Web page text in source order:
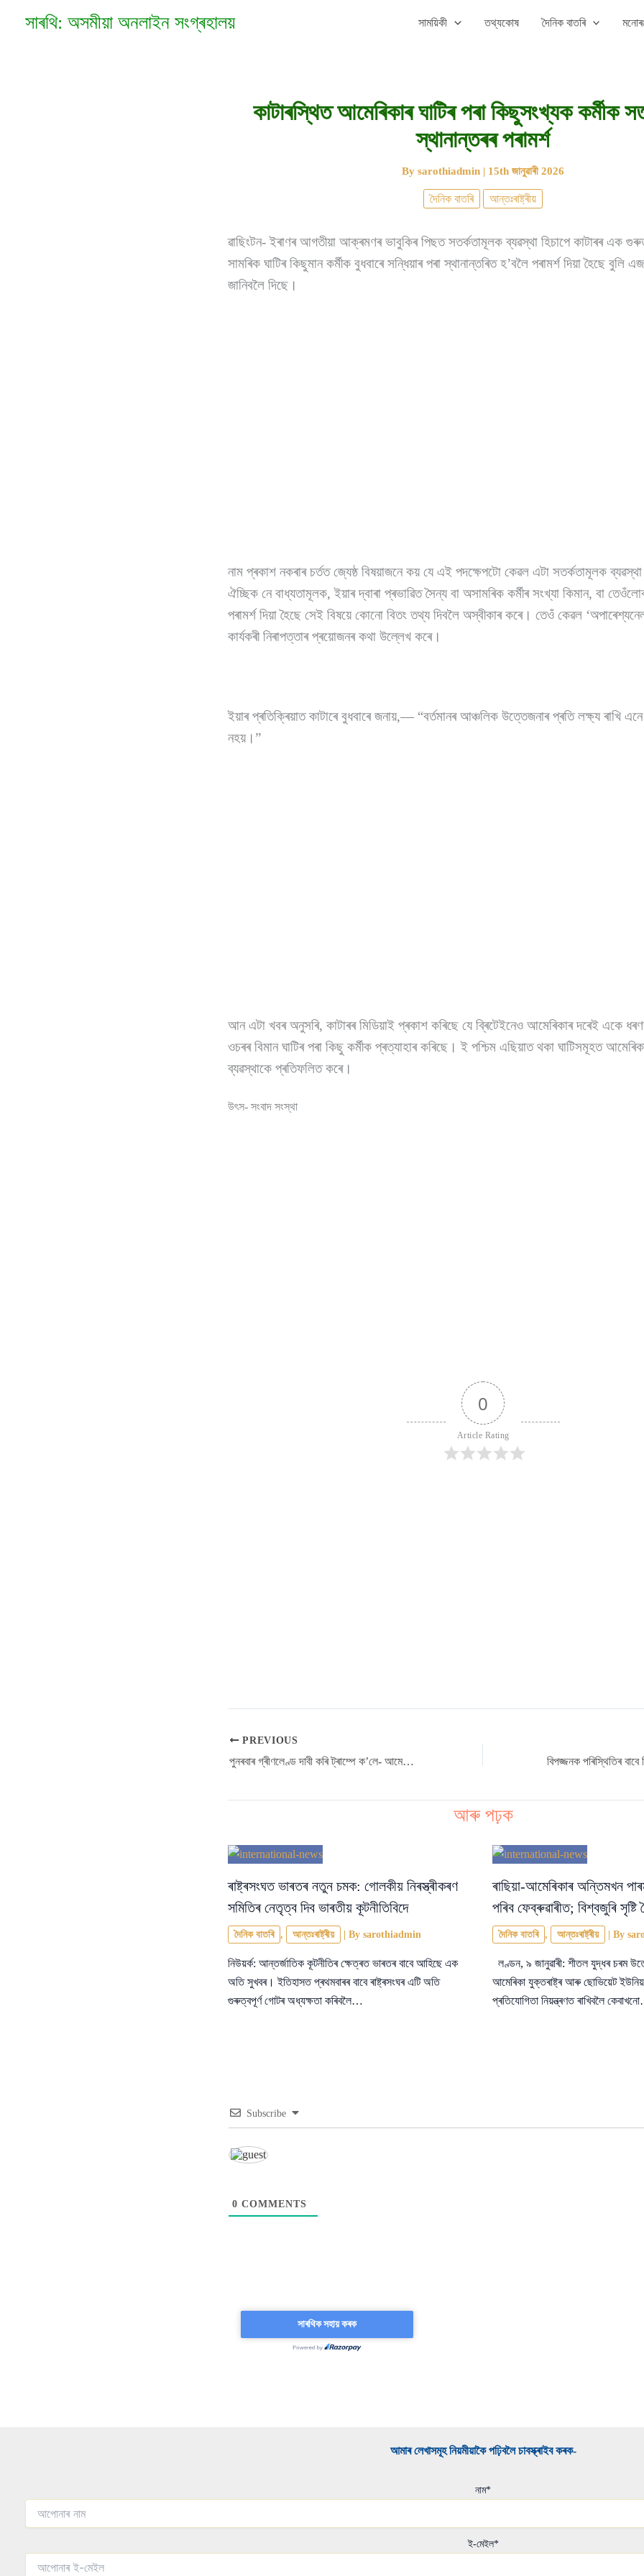
সাৰথি: অসমীয়া অনলাইন সংগ্ৰহালয় সাময়িকী তথ্যকোষ দৈনিক বাতৰি
কাটাৰস্থিত আমেৰিকাৰ ঘাটিৰ পৰা কিছুসংখ্যক কৰ্মীক
স্থানান্তৰৰ পৰামৰ্শ
By sarothiadmin | 15th জানুৱাৰী 2026
দৈনিক বাতৰি আন্তঃৰাষ্ট্ৰীয়
ৱাছিংটন- ইৰাণৰ আগতীয়া আক্ৰমণৰ ভাবুকিৰ পিছত সতৰ্কতামূলক ব্যৱস্থা হিচাপে কাটাৰৰ এক
সামৰিক ঘাটিৰ কিছুমান কৰ্মীক বুধবাৰে সন্ধিয়াৰ পৰা স্থানান্তৰিত হ’বলৈ পৰামৰ্শ দিয়া হৈছে বুলি
জানিবলৈ দিছে।
নাম প্ৰকাশ নকৰাৰ চৰ্তত জ্যেষ্ঠ বিষয়াজনে কয় যে এই পদক্ষেপটো কেৱল এটা সতৰ্কতামূলক
ঐচ্ছিক নে বাধ্যতামূলক, ইয়াৰ দ্বাৰা প্ৰভাৱিত সৈন্য বা অসামৰিক কৰ্মীৰ সংখ্যা কিমান, বা
পৰামৰ্শ দিয়া হৈছে সেই বিষয়ে কোনো বিতং তথ্য দিবলৈ অস্বীকাৰ কৰে। তেওঁ কেৱল ‘অপাৰেশ্যনেল
কাৰ্যকৰী নিৰাপত্তাৰ প্ৰয়োজনৰ কথা উল্লেখ কৰে।
ইয়াৰ প্ৰতিক্ৰিয়াত কাটাৰে বুধবাৰে জনায়,— “বৰ্তমানৰ আঞ্চলিক উত্তেজনাৰ প্ৰতি লক্ষ্য ৰাখি
নহয়।”
আন এটা খবৰ অনুসৰি, কাটাৰৰ মিডিয়াই প্ৰকাশ কৰিছে যে ব্ৰিটেইনেও আমেৰিকাৰ দৰেই একে
ওচৰৰ বিমান ঘাটিৰ পৰা কিছু কৰ্মীক প্ৰত্যাহাৰ কৰিছে। ই পশ্চিম এছিয়াত থকা ঘাটিসমূহত
ব্যৱস্থাকে প্ৰতিফলিত কৰে।
উৎস- সংবাদ সংস্থা
0
Article Rating
PREVIOUS
পুনৰবাৰ গ্ৰীণলেণ্ড দাবী কৰি ট্ৰাম্পে ক’লে- আমেৰিকাৰ নিৰাপত্তাৰ বাবে ই অপৰিহাৰ্য
আৰু পঢ়ক
ৰাষ্ট্ৰসংঘত ভাৰতৰ নতুন চমক: গোলকীয় নিৰস্ত্ৰীকৰণ
সমিতিৰ নেতৃত্ব দিব ভাৰতীয় কূটনীতিবিদে
দৈনিক বাতৰি , আন্তঃৰাষ্ট্ৰীয় | By sarothiadmin
নিউয়ৰ্ক: আন্তৰ্জাতিক কূটনীতিৰ ক্ষেত্ৰত ভাৰতৰ বাবে আহিছে এক
অতি সুখবৰ। ইতিহাসত প্ৰথমবাৰৰ বাবে ৰাষ্ট্ৰসংঘৰ এটি অতি
গুৰুত্বপূৰ্ণ গোটৰ অধ্যক্ষতা কৰিবলৈ…
ৰাছিয়া-আমেৰিকাৰ অন্তিমখন
পৰিব ফেব্ৰুৱাৰীত; বিশ্বজুৰি
দৈনিক বাতৰি , আন্তঃৰাষ্ট্ৰীয় | By
লণ্ডন, ৯ জানুৱাৰী: শীতল যুদ্ধৰ চৰম
আমেৰিকা যুক্তৰাষ্ট্ৰ আৰু ছোভিয়েট
প্ৰতিযোগিতা নিয়ন্ত্ৰণত ৰাখিবলৈ
Subscribe
0 COMMENTS
আমাৰ লেখাসমূহ নিয়মীয়াকৈ পঢ়িবলৈ চাবস্ক্ৰাইব কৰক-​
নাম*
ই-মেইল*